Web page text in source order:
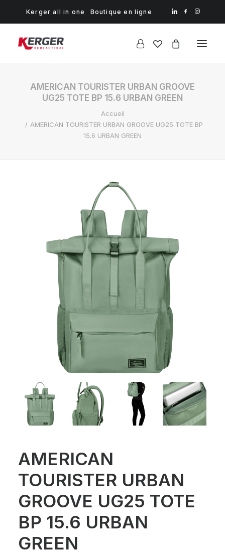
Kerger all in one Boutique en ligne
AMERICAN TOURISTER URBAN GROOVE
UG25 TOTE BP 15.6 URBAN GREEN
Accueil
AMERICAN TOURISTER URBAN GROOVE UG25 TOTE BP
15.6 URBAN GREEN
AMERICAN
TOURISTER URBAN
GROOVE UG25 TOTE
BP 15.6 URBAN
GREEN